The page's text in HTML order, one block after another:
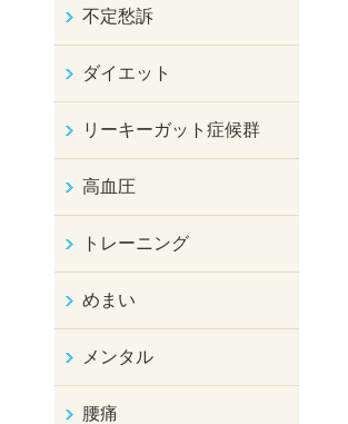
不定愁訴
ダイエット
リーキーガット症候群
高血圧
トレーニング
めまい
メンタル
腰痛